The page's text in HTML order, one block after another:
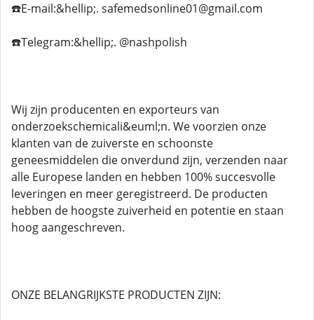
☎️E-mail:&hellip;. safemedsonline01@gmail.com
☎️Telegram:&hellip;. @nashpolish
Wij zijn producenten en exporteurs van
onderzoekschemicali&euml;n. We voorzien onze
klanten van de zuiverste en schoonste
geneesmiddelen die onverdund zijn, verzenden naar
alle Europese landen en hebben 100% succesvolle
leveringen en meer geregistreerd. De producten
hebben de hoogste zuiverheid en potentie en staan ​​
hoog aangeschreven.
ONZE BELANGRIJKSTE PRODUCTEN ZIJN: